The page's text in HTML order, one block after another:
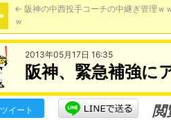
← 阪神の中西投手コーチの中継ぎ管理ｗ
ｗ
2013年05月17日 16:35
阪神、緊急補強に
ツイート 閲